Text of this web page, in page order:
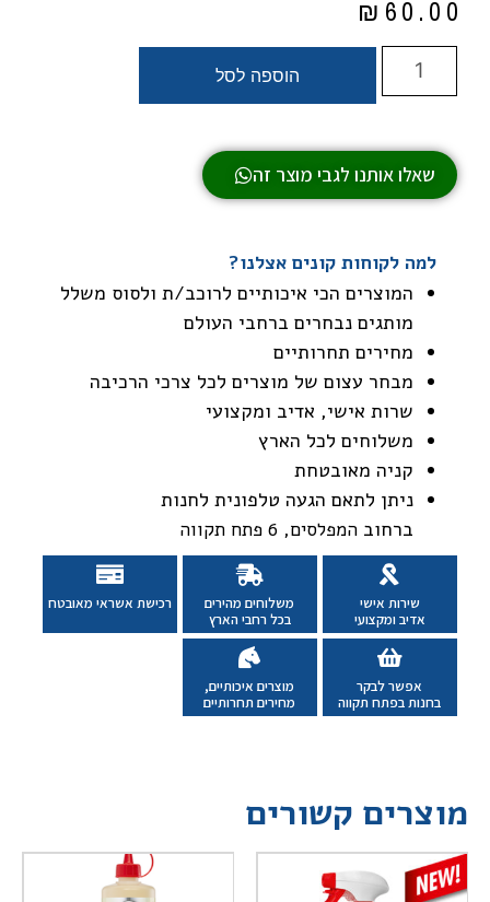
₪ 60.00
הוספה לסל
שאלו אותנו לגבי מוצר זה
למה לקוחות קונים אצלנו?
המוצרים הכי איכותיים לרוכב/ת ולסוס משלל
מותגים נבחרים ברחבי העולם
מחירים תחרותיים
מבחר עצום של מוצרים לכל צרכי הרכיבה
שרות אישי, אדיב ומקצועי
משלוחים לכל הארץ
קניה מאובטחת
ניתן לתאם הגעה טלפונית לחנות
ברחוב המפלסים, 6 פתח תקווה
שירות אישי
אדיב ומקצועי
משלוחים מהירים
בכל רחבי הארץ
רכישת אשראי מאובטח
אפשר לבקר
בחנות בפתח תקווה
מוצרים איכותיים,
מחירים תחרותיים
מוצרים קשורים